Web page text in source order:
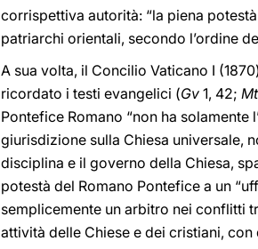
corrispettiva autorità: “la piena
patriarchi orientali, secondo l’ordine
A sua volta, il Concilio Vaticano I
ricordato i testi evangelici (Gv 1, 42; Mt
Pontefice Romano “non ha solamente
giurisdizione sulla Chiesa universale,
disciplina e il governo della Chiesa,
potestà del Romano Pontefice a un
semplicemente un arbitro nei conflitti
attività delle Chiese e dei cristiani,